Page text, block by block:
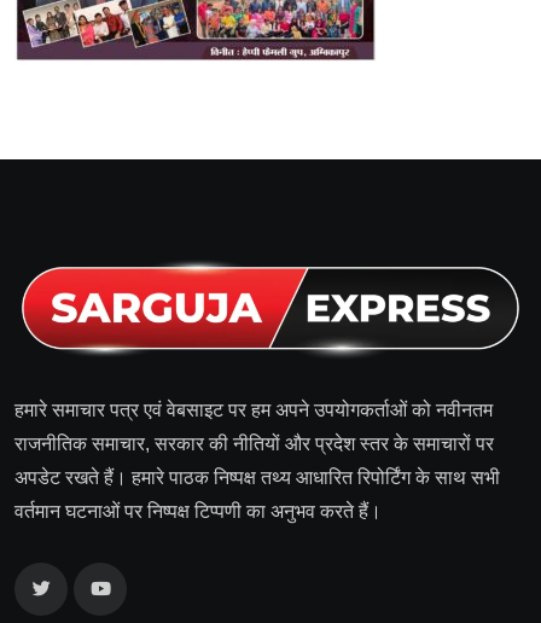
हमारे समाचार पत्र एवं वेबसाइट पर हम अपने उपयोगकर्ताओं को नवीनतम
राजनीतिक समाचार, सरकार की नीतियों और प्रदेश स्तर के समाचारों पर
अपडेट रखते हैं। हमारे पाठक निष्पक्ष तथ्य आधारित रिपोर्टिंग के साथ सभी
वर्तमान घटनाओं पर निष्पक्ष टिप्पणी का अनुभव करते हैं।